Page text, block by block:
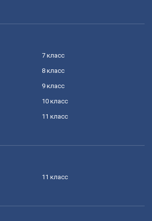
7 класс
8 класс
9 класс
10 класс
11 класс
11 класс